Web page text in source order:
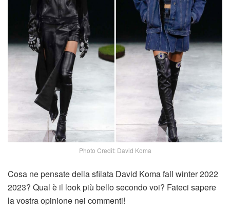
Photo Credit: David Koma
Cosa ne pensate della sfilata David Koma fall winter 2022
2023? Qual è il look più bello secondo voi? Fateci sapere
la vostra opinione nei commenti!